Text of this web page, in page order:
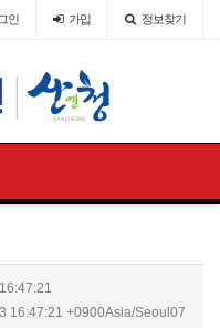
인 가입 정보찾기
16:47:21 +0900Asia/Seoul07